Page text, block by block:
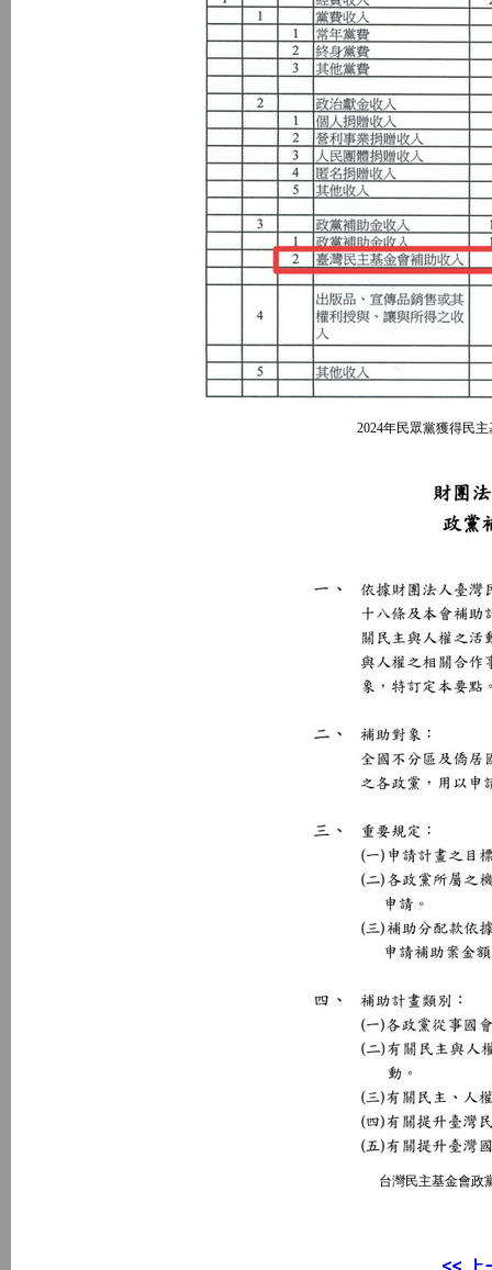
2024年民眾黨獲得民
台灣民主基金會政